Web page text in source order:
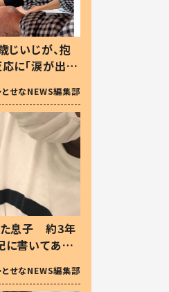
じいじが、抱
に「涙が出ま
」
とせなNEWS編集部
た息子 約3年
に書いてあっ
とせなNEWS編集部